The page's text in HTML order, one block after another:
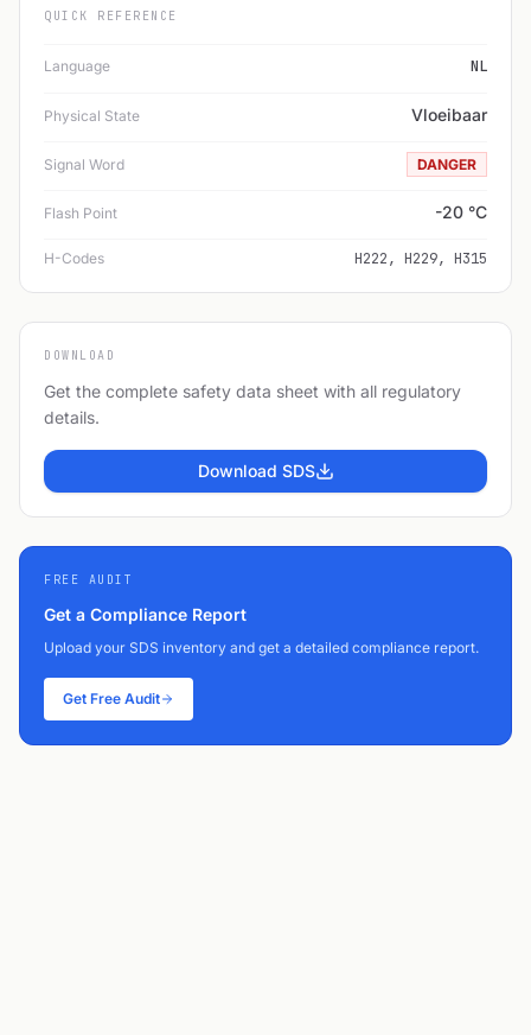
QUICK REFERENCE
Language NL
Physical State Vloeibaar
Signal Word DANGER
Flash Point -20 °C
H-Codes H222, H229, H315
DOWNLOAD
Get the complete safety data sheet with all regulatory
details.
Download SDS
FREE AUDIT
Get a Compliance Report
Upload your SDS inventory and get a detailed compliance report.
Get Free Audit